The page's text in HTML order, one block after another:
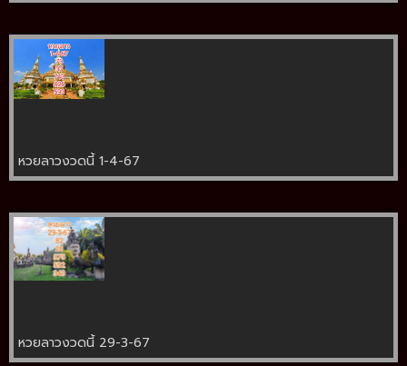
หวยลาวงวดนี้ 1-4-67
หวยลาวงวดนี้ 29-3-67